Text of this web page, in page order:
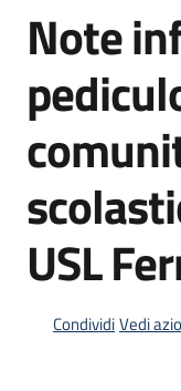
Centri
le
famiglie
Informazioni
Note
USL
CondividiVedi